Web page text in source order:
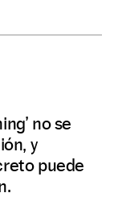
no se
y
puede